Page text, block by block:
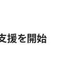
援を開始